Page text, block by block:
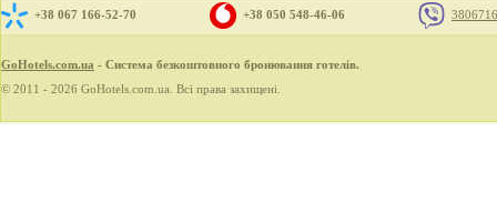
+38 067 166-52-70 +38 050 548-46-06
GoHotels.com.ua - Система безкоштовного бронювання готелів.
© 2011 - 2026 GoHotels.com.ua. Всі права захищені.